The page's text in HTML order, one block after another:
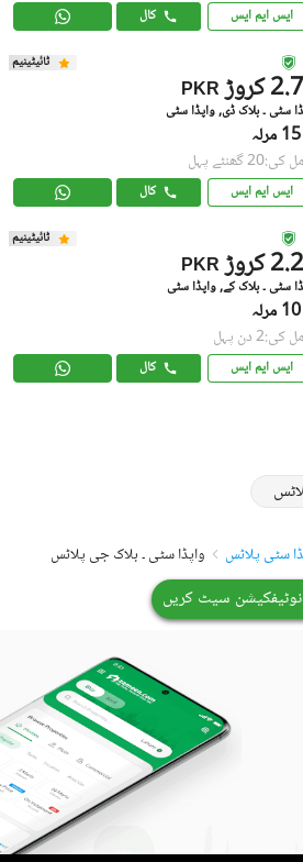
ایس ایم ایس کال
ٹائیٹینیم
PKR کروڑ
سٹی ۔ بلاک ڈی, واپڈا سٹی
15 مرلہ
گھنٹے پہل
ایس ایم ایس کال
ٹائیٹینیم
PKR کروڑ
سٹی ۔ بلاک کے, واپڈا سٹی
10 مرلہ
دن پہل
ایس ایم ایس کال
سٹی پلاٹس واپڈا سٹی ۔ بلاک جی پلاٹس
نوٹیفکیشن سیٹ کریں